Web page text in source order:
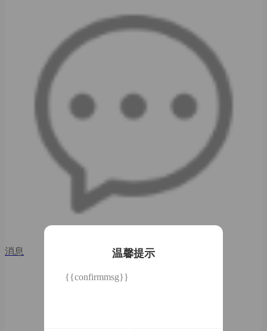
温馨提示
{{confirmmsg}}
消息